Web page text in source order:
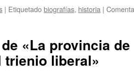
| Etiquetadobiografías, historia |
«La provincia
trienio liberal»